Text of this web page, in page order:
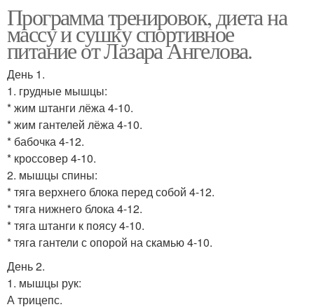
Программа тренировок, диета на
массу и сушку спортивное
питание от Лазара Ангелова.
День 1.
1. грудные мышцы:
* жим штанги лёжа 4-10.
* жим гантелей лёжа 4-10.
* бабочка 4-12.
* кроссовер 4-10.
2. мышцы спины:
* тяга верхнего блока перед собой 4-12.
* тяга нижнего блока 4-12.
* тяга штанги к поясу 4-10.
* тяга гантели с опорой на скамью 4-10.
День 2.
1. мышцы рук:
А трицепс.